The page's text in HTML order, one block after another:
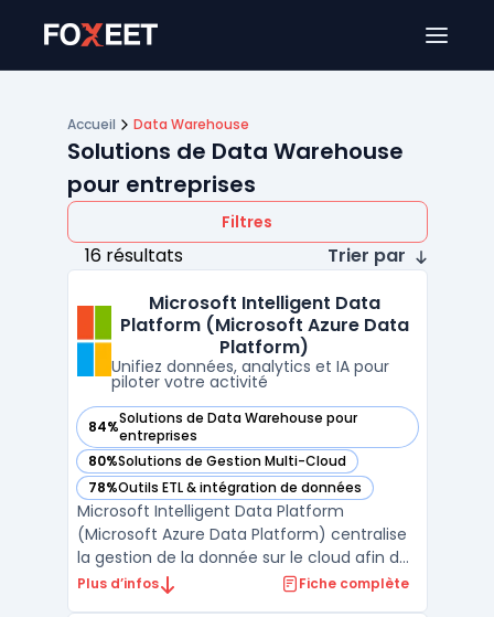
Accueil Data Warehouse
Solutions de Data Warehouse
pour entreprises
Filtres
16 résultats
Trier par
Microsoft Intelligent Data
Platform (Microsoft Azure Data
Platform)
Unifiez données, analytics et IA pour
piloter votre activité
84%Solutions de Data Warehouse pour
entreprises
— voir Microsoft Intelligent Data Platform (Microsoft
80%Solutions de Gestion Multi-Cloud
— voir Microsoft Intelligent Data Platform (Microsoft
78%Outils ETL & intégration de données
— voir Microsoft Intelligent Data Platform (Microsoft
Microsoft Intelligent Data Platform
(Microsoft Azure Data Platform) centralise
la gestion de la donnée sur le cloud afin de
limiter la fragmentation des systèmes et
Plus d’infos Fiche complète